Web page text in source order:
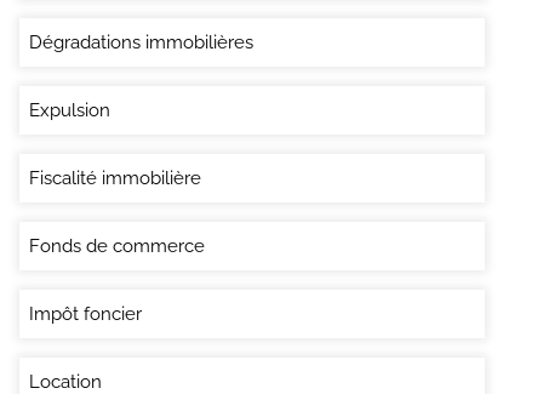
Dégradations immobilières
Expulsion
Fiscalité immobilière
Fonds de commerce
Impôt foncier
Location